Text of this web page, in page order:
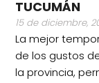
TUCUMÁN
15 de diciembre,
La mejor
de los gustos
la provincia,